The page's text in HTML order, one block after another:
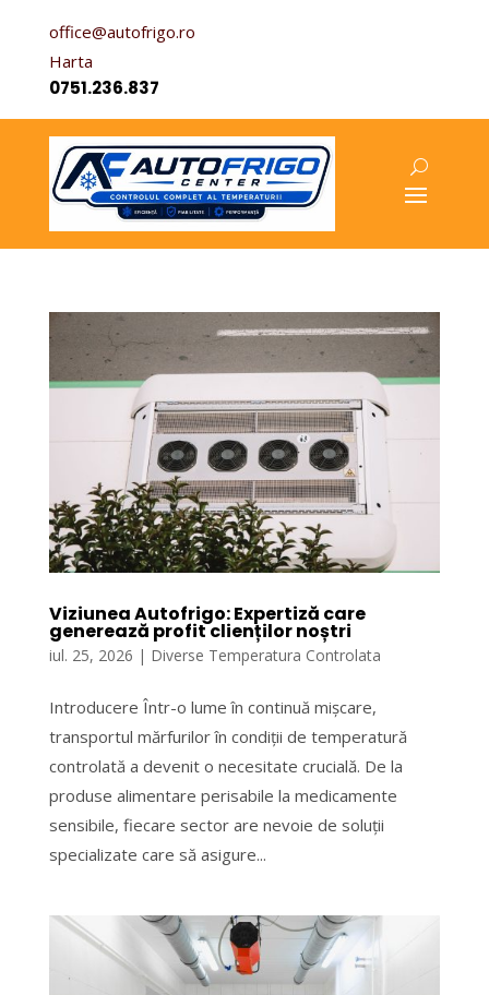
office@autofrigo.ro
Harta
0751.236.837
Viziunea Autofrigo: Expertiză care
generează profit clienților noștri
iul. 25, 2026 | Diverse Temperatura Controlata
Introducere Într-o lume în continuă mișcare,
transportul mărfurilor în condiții de temperatură
controlată a devenit o necesitate crucială. De la
produse alimentare perisabile la medicamente
sensibile, fiecare sector are nevoie de soluții
specializate care să asigure...